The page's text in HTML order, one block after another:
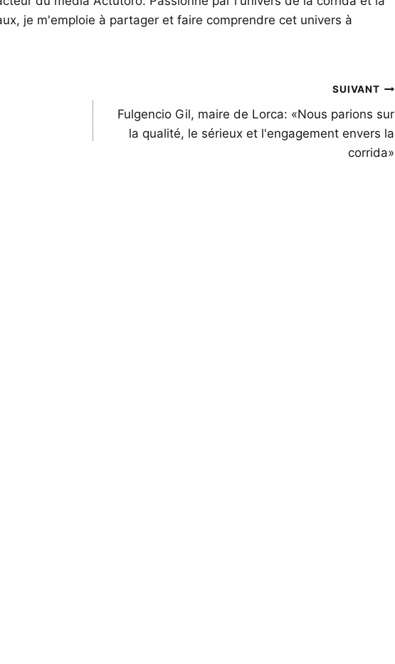
je m'emploie à partager et faire comprendre cet univers à
SUIVANT
Fulgencio Gil, maire de Lorca: «Nous parions sur
la qualité, le sérieux et l'engagement envers la
corrida»